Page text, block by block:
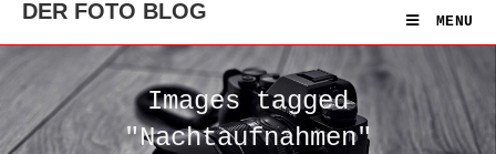
DER FOTO BLOG MENU
Images tagged
"Nachtaufnahmen"